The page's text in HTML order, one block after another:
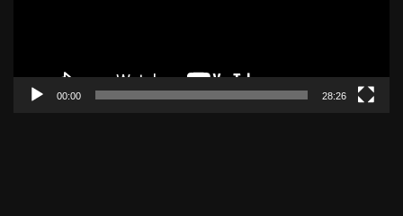
00:00 28:26